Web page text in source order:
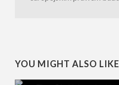
YOU MIGHT ALSO LIKE